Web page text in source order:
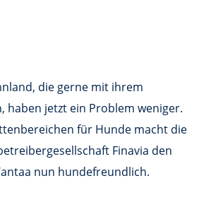
die gerne mit ihrem
haben jetzt ein Problem weniger.
für Hunde macht die
Finavia den
nun hundefreundlich.